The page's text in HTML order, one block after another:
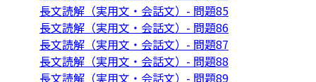
長文読解（実用文・会話文）- 問題85
長文読解（実用文・会話文）- 問題86
長文読解（実用文・会話文）- 問題87
長文読解（実用文・会話文）- 問題88
長文読解（実用文・会話文）- 問題89